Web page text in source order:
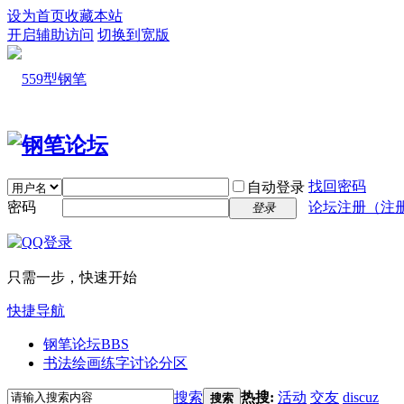
设为首页收藏本站
开启辅助访问 切换到宽版
自动登录 找回密码
密码
登录 论坛注册（注
只需一步，快速开始
快捷导航
钢笔论坛BBS
书法绘画练字讨论分区
搜索 搜索 热搜: 活动 交友 discuz